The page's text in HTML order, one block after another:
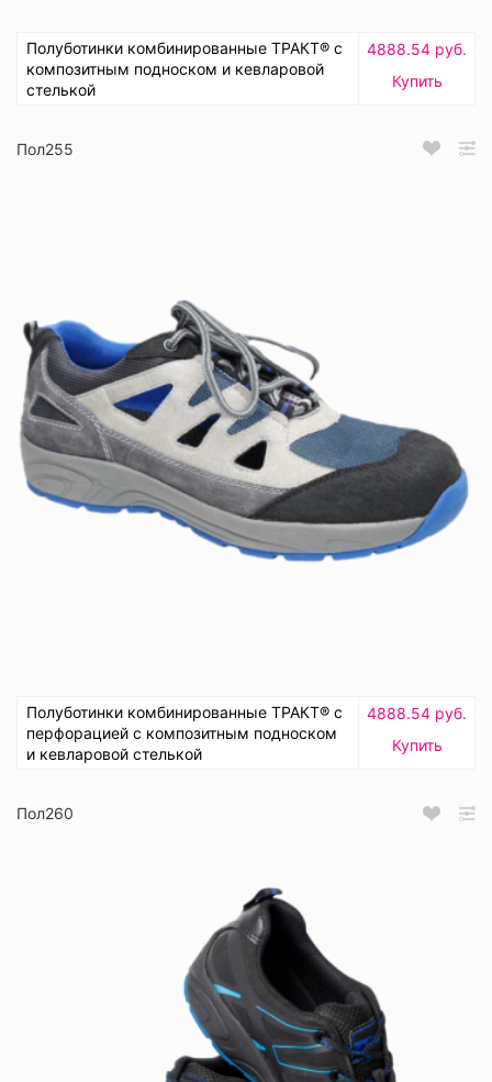
Полуботинки комбинированные ТРАКТ® с
композитным подноском и кевларовой
стелькой
4888.54 руб.
Купить
Пол255
Полуботинки комбинированные ТРАКТ® с
перфорацией с композитным подноском
и кевларовой стелькой
4888.54 руб.
Купить
Пол260